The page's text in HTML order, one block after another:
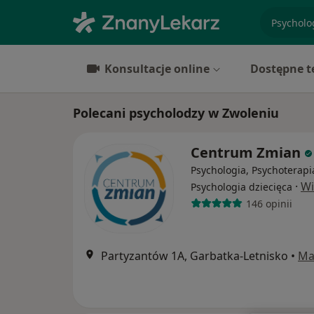
Konsultacje online Dostępne
Polecani psycholodzy w Zwoleniu
Centrum Zmian
Psychologia,
Psychologia dziecięca ·
146 opinii
Partyzantów 1A, Garbatka-Letnisko •